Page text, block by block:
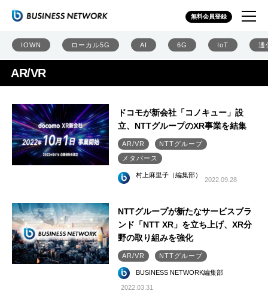
無料会員登録
IOWN ローカル5G AI 6G IoT 通
AR/VR
ドコモが新会社「コノキュー」設
立、NTTグループのXR事業を結集
AR/VR
NTTグループ
メタバース
村上麻里子（編集部）
2022.09.28
NTTグループが新たなサービスブラ
ンド「NTT XR」を立ち上げ、XR分
野の取り組みを強化
AR/VR NTTグループ
BUSINESS NETWORK編集部
2022.03.31